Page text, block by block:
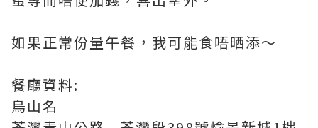
如果正常份量午餐，我可能食唔晒添～
餐廳資料:
鳥山名